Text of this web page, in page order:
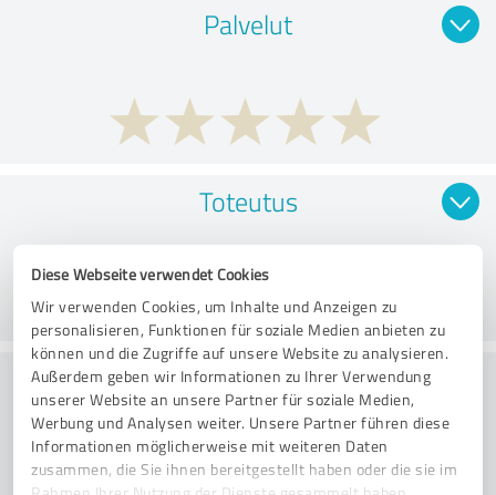
Diese Webseite verwendet Cookies
Wir verwenden Cookies, um Inhalte und Anzeigen zu
personalisieren, Funktionen für soziale Medien anbieten zu
können und die Zugriffe auf unsere Website zu analysieren.
Außerdem geben wir Informationen zu Ihrer Verwendung
unserer Website an unsere Partner für soziale Medien,
Werbung und Analysen weiter. Unsere Partner führen diese
Informationen möglicherweise mit weiteren Daten
zusammen, die Sie ihnen bereitgestellt haben oder die sie im
Palvelut
Toteutus
Konsultointi